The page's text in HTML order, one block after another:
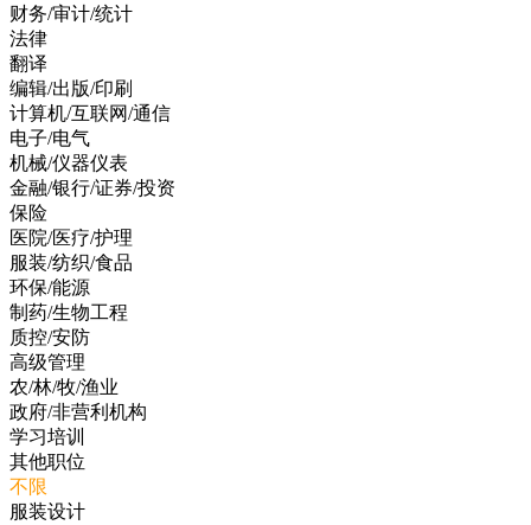
财务/审计/统计
法律
翻译
编辑/出版/印刷
计算机/互联网/通信
电子/电气
机械/仪器仪表
金融/银行/证券/投资
保险
医院/医疗/护理
服装/纺织/食品
环保/能源
制药/生物工程
质控/安防
高级管理
农/林/牧/渔业
政府/非营利机构
学习培训
其他职位
不限
服装设计